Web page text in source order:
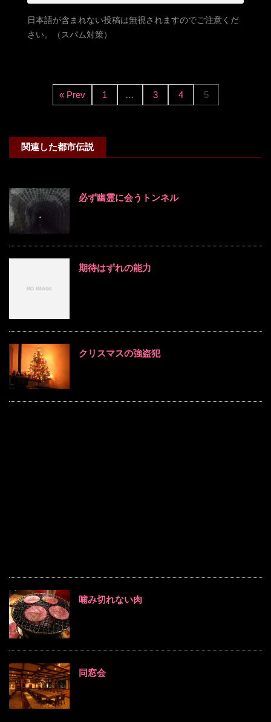
日本語が含まれない投稿は無視されますのでご注意くだ
さい。（スパム対策）
« Prev 1 … 3 4 5
関連した都市伝説
必ず幽霊に会うトンネル
期待はずれの能力
クリスマスの強盗犯
噛み切れない肉
同窓会